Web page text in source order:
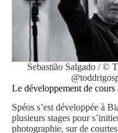
Sebastião Salgado / ©
Le développement de
Spéos s’est développée à
plusieurs stages pour
photographie, sur de